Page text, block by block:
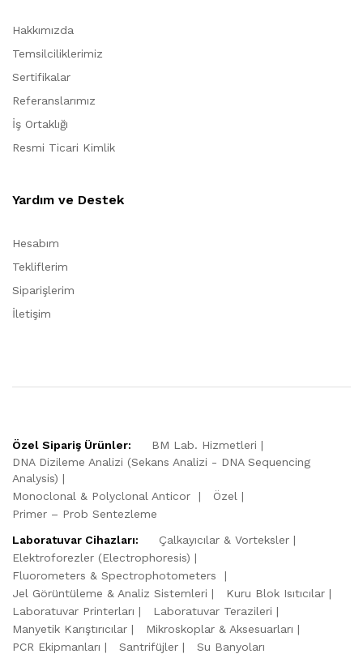
Hakkımızda
Temsilciliklerimiz
Sertifikalar
Referanslarımız
İş Ortaklığı
Resmi Ticari Kimlik
Yardım ve Destek
Hesabım
Tekliflerim
Siparişlerim
İletişim
Özel Sipariş Ürünler:
BM Lab. Hizmetleri
DNA Dizileme Analizi (Sekans Analizi - DNA Sequencing
Analysis)
Monoclonal & Polyclonal Anticor
Özel
Primer – Prob Sentezleme
Laboratuvar Cihazları:
Çalkayıcılar & Vorteksler
Elektroforezler (Electrophoresis)
Fluorometers & Spectrophotometers
Jel Görüntüleme & Analiz Sistemleri
Kuru Blok Isıtıcılar
Laboratuvar Printerları
Laboratuvar Terazileri
Manyetik Karıştırıcılar
Mikroskoplar & Aksesuarları
PCR Ekipmanları
Santrifüjler
Su Banyoları